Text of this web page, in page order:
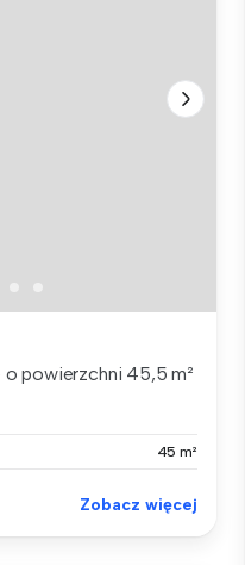
o powierzchni 45,5 m²
45 m²
Zobacz więcej